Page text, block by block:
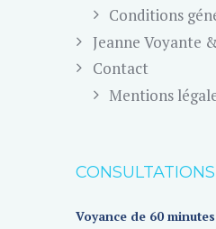
Conditions
Jeanne Voyante
Contact
Mentions
Voyance de 60 minutes